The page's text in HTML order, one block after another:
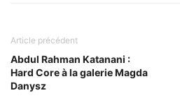
Article précédent
Abdul Rahman Katanani :
Hard Core à la galerie Magda
Danysz